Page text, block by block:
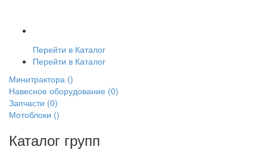
Перейти в Каталог
Перейти в Каталог
Минитрактора ()
Навесное оборудование (0)
Запчасти (0)
Мотоблоки ()
Каталог групп